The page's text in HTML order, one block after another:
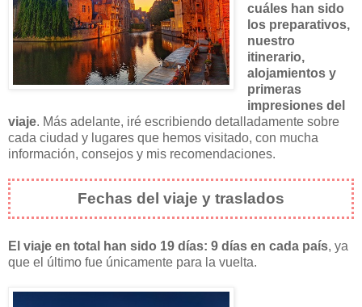
cuáles han sido
los preparativos,
nuestro
itinerario,
alojamientos y
primeras
impresiones del
viaje. Más adelante, iré escribiendo detalladamente sobre
cada ciudad y lugares que hemos visitado, con mucha
información, consejos y mis recomendaciones.
Fechas del viaje y traslados
El viaje en total han sido 19 días: 9 días en cada país, ya
que el último fue únicamente para la vuelta.